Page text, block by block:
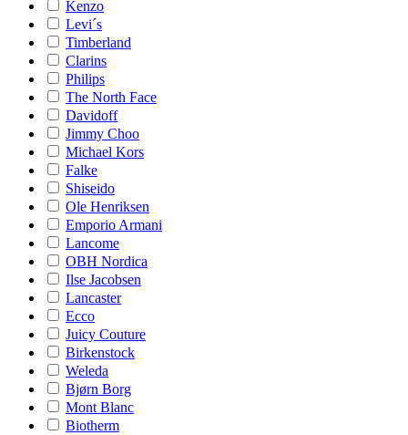
Kenzo
Levi´s
Timberland
Clarins
Philips
The North Face
Davidoff
Jimmy Choo
Michael Kors
Falke
Shiseido
Ole Henriksen
Emporio Armani
Lancome
OBH Nordica
Ilse Jacobsen
Lancaster
Ecco
Juicy Couture
Birkenstock
Weleda
Bjørn Borg
Mont Blanc
Biotherm